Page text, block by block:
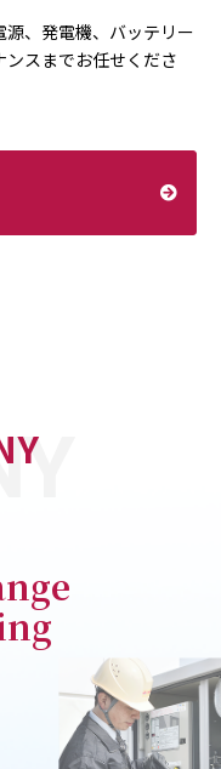
、発電機、バッテリー
スまでお任せくださ